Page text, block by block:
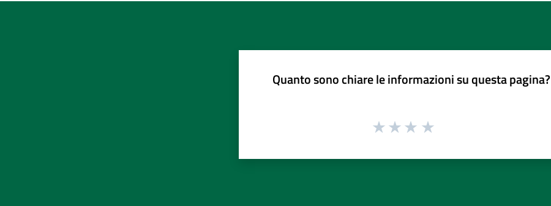
Quanto sono chiare le informazioni su questa pagina?